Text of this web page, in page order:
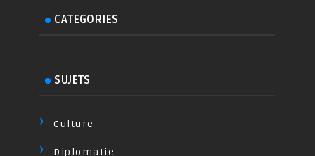
CATEGORIES
SUJETS
Culture
Diplomatie